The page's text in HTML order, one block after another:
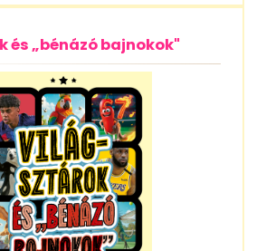
és „bénázó bajnokok"